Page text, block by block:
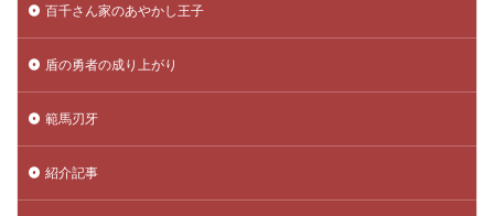
百千さん家のあやかし王子
盾の勇者の成り上がり
範馬刃牙
紹介記事